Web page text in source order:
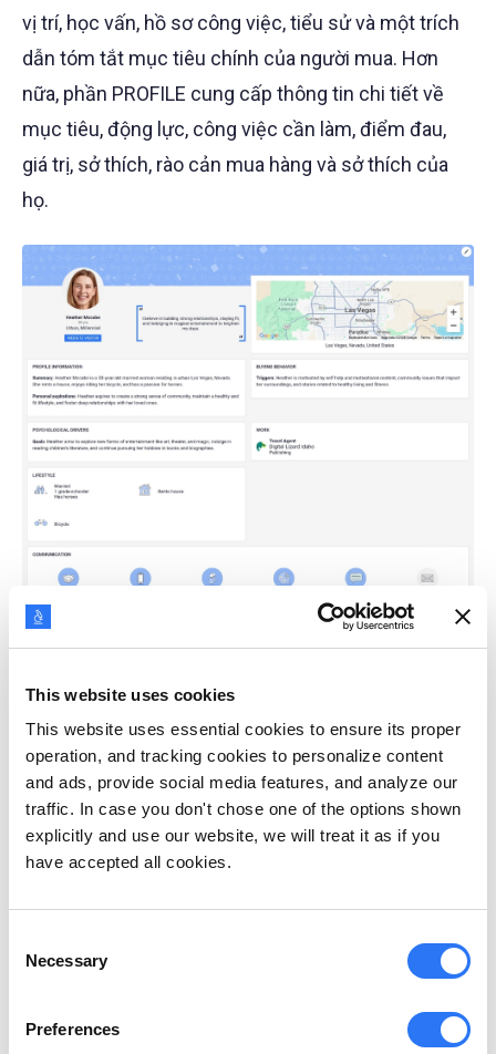
This website uses cookies
This website uses essential cookies to ensure its proper
operation, and tracking cookies to personalize content
and ads, provide social media features, and analyze our
traffic. In case you don't chose one of the options shown
explicitly and use our website, we will treat it as if you
have accepted all cookies.
Selection
Necessary
Preferences
vị trí, học vấn, hồ sơ công việc, tiểu sử và một trích
dẫn tóm tắt mục tiêu chính của người mua. Hơn
nữa, phần PROFILE cung cấp thông tin chi tiết về
mục tiêu, động lực, công việc cần làm, điểm đau,
giá trị, sở thích, rào cản mua hàng và sở thích của
họ.